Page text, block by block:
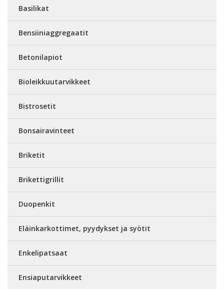
Basilikat
Bensiiniaggregaatit
Betonilapiot
Bioleikkuutarvikkeet
Bistrosetit
Bonsairavinteet
Briketit
Brikettigrillit
Duopenkit
Eläinkarkottimet, pyydykset ja syötit
Enkelipatsaat
Ensiaputarvikkeet